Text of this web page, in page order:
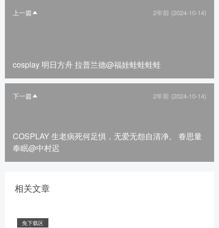
上一篇 2年前 (2024-10-14)
cosplay 明日方舟 拉普兰德@福娃蛙蛙蛙蛙
下一篇 2年前 (2024-10-14)
COSPLAY 生老病死何足惧，无爱无怨自清净。 眷思量
奉眠@中村迟
相关文章
免下载区